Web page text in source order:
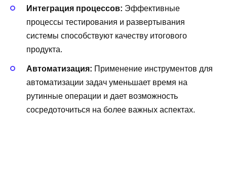
Интеграция процессов: Эффективные
процессы тестирования и развертывания
системы способствуют качеству итогового
продукта.
Автоматизация: Применение инструментов для
автоматизации задач уменьшает время на
рутинные операции и дает возможность
сосредоточиться на более важных аспектах.